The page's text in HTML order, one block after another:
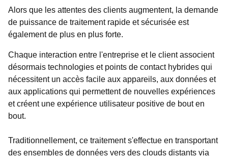
Alors que les attentes des clients augmentent, la demande
de puissance de traitement rapide et sécurisée est
également de plus en plus forte.
Chaque interaction entre l'entreprise et le client associent
désormais technologies et points de contact hybrides qui
nécessitent un accès facile aux appareils, aux données et
aux applications qui permettent de nouvelles expériences
et créent une expérience utilisateur positive de bout en
bout.
Traditionnellement, ce traitement s'effectue en transportant
des ensembles de données vers des clouds distants via